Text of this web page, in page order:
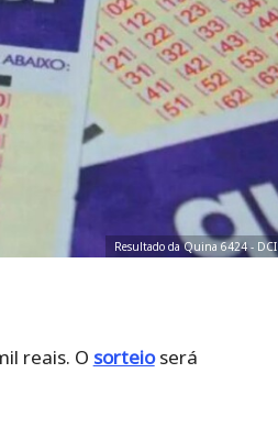
Resultado da Quina 6424 - DCI
reais. O sorteioserá